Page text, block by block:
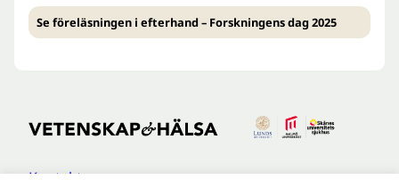
Se föreläsningen i efterhand – Forskningens dag 2025